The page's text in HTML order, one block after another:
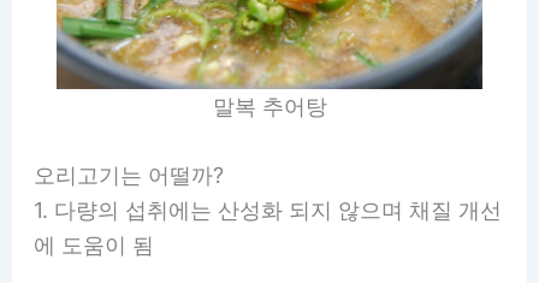
말복 추어탕
오리고기는 어떨까?
1. 다량의 섭취에는 산성화 되지 않으며 채질 개선
에 도움이 됨